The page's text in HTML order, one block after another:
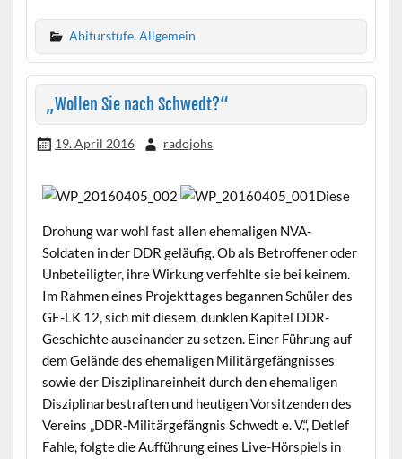
Abiturstufe,Allgemein
„Wollen Sie nach Schwedt?“
19. April 2016 radojohs
Diese
Drohung war wohl fast allen ehemaligen NVA-
Soldaten in der DDR geläufig. Ob als Betroffener oder
Unbeteiligter, ihre Wirkung verfehlte sie bei keinem.
Im Rahmen eines Projekttages begannen Schüler des
GE-LK 12, sich mit diesem, dunklen Kapitel DDR-
Geschichte auseinander zu setzen. Einer Führung auf
dem Gelände des ehemaligen Militärgefängnisses
sowie der Disziplinareinheit durch den ehemaligen
Disziplinarbestraften und heutigen Vorsitzenden des
Vereins „DDR-Militärgefängnis Schwedt e. V.“, Detlef
Fahle, folgte die Aufführung eines Live-Hörspiels in